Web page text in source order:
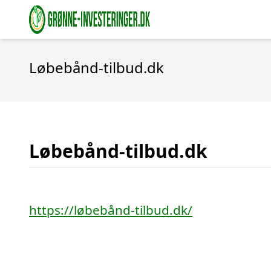
Løbebånd-tilbud.dk
Løbebånd-tilbud.dk
https://løbebånd-tilbud.dk/